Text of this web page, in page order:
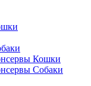
Кошки
Собаки